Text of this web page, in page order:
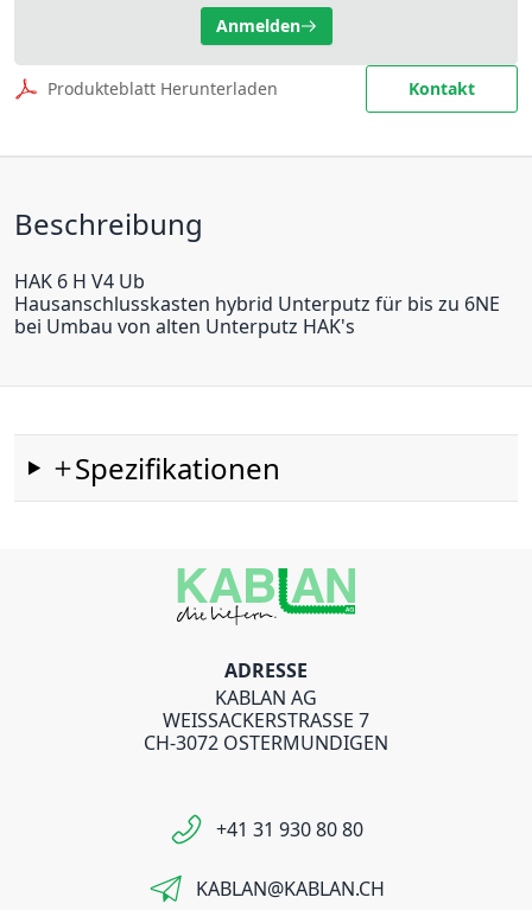
Anmelden
Produkteblatt Herunterladen Kontakt
Beschreibung
HAK 6 H V4 Ub
Hausanschlusskasten hybrid Unterputz für bis zu 6NE
bei Umbau von alten Unterputz HAK's
Spezifikationen
ADRESSE
KABLAN AG
WEISSACKERSTRASSE 7
CH-3072 OSTERMUNDIGEN
+41 31 930 80 80
KABLAN@KABLAN.CH